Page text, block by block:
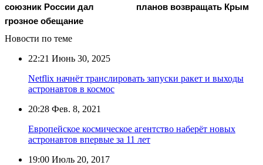
союзник России дал
грозное обещание
планов возвращать Крым
Новости по теме
22:21 Июнь 30, 2025
Netflix начнёт транслировать запуски ракет и выходы
астронавтов в космос
20:28 Фев. 8, 2021
Европейское космическое агентство наберёт новых
астронавтов впервые за 11 лет
19:00 Июль 20, 2017